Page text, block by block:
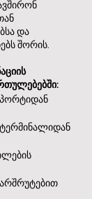
და
შორის.